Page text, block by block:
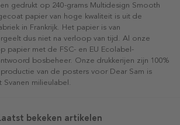
gedrukt op 240-grams Multidesign Smooth
papier van hoge kwaliteit is uit de
in Frankrijk. Het papier is van
dus niet na verloop van tijd. Al onze
papier met de FSC- en EU Ecolabel-
bosbeheer. Onze drukkerijen zijn 100%
van de posters voor Dear Sam is
milieulabel.
bekeken artikelen